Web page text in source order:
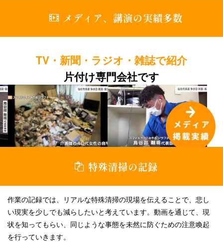
メディア、講演の実績多数
TV・新聞・ラジオ・雑誌で紹介
片付け専門会社です
特殊清掃の記録
作業の記録では、リアルな特殊清掃の現場を伝えることで、悲し
い現実を少しでも減らしたいと考えています。動画を通じて、現
状を知ってもらい、同じような事態を未然に防ぐための注意喚起
を行っていきます。